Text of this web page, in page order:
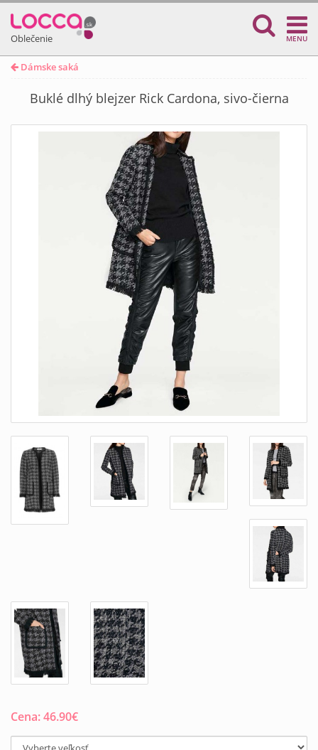
Oblečenie MENU
Dámske saká
Buklé dlhý blejzer Rick Cardona, sivo-čierna
Cena:46.90€